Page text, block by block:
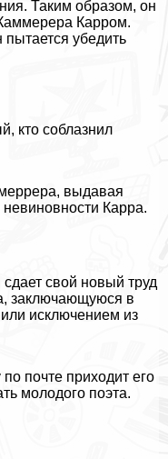
Таким образом, он
Карром.
убедить
кто coблaзнил
выдавая
Карра.
свой новый труд
заключающуюся в
исключением из
почте приходит его
молодого поэта.